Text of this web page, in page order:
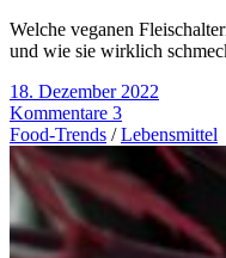
Welche veganen
und wie sie wirklich
18. Dezember 2022
Kommentare 3
Food-Trends /Lebensmittel